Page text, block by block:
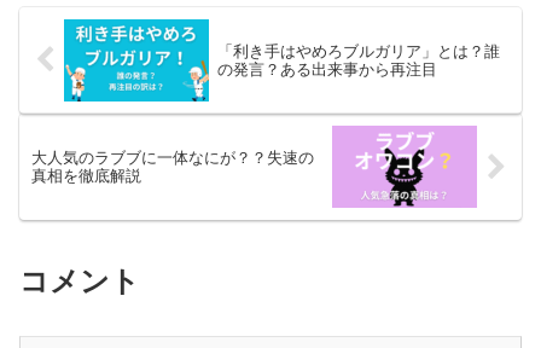
「利き手はやめろブルガリア」とは？誰
の発言？ある出来事から再注目
大人気のラブブに一体なにが？？失速の
真相を徹底解説
コメント